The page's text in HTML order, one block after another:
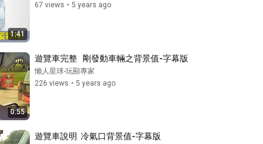
1:41
67 views • 5 years ago
0:55
遊覽車完整   剛發動車輛之背景值-字幕版
懶人星球-玩顯專家
226 views • 5 years ago
遊覽車說明  冷氣口背景值-字幕版